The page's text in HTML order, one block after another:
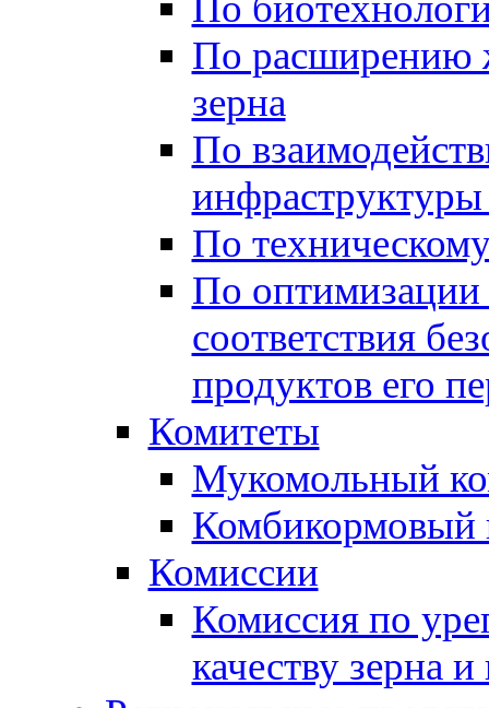
По расширению
зерна
По
По
По оптимизации
соответствия
продуктов его
Комитеты
Мукомольный
Комбикормовый
Комиссии
Комиссия по
качеству зерна